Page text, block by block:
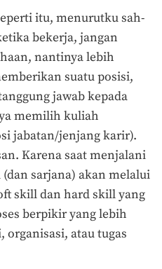
itu, menurutku sah-
bekerja, jangan
nantinya lebih
suatu posisi,
jawab kepada
memilih kuliah
jabatan/jenjang karir).
Karena saat menjalani
sarjana) akan melalui
skill dan hard skill yang
berpikir yang lebih
organisasi, atau tugas